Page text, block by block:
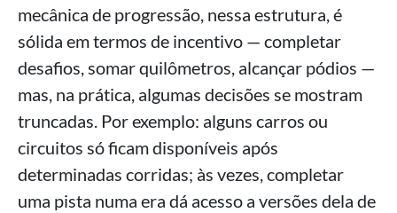
mecânica de progressão, nessa estrutura, é
sólida em termos de incentivo — completar
desafios, somar quilômetros, alcançar pódios —
mas, na prática, algumas decisões se mostram
truncadas. Por exemplo: alguns carros ou
circuitos só ficam disponíveis após
determinadas corridas; às vezes, completar
uma pista numa era dá acesso a versões dela de